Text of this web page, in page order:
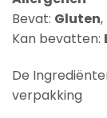
Bevat: Gluten,
Kan bevatten:
De
verpakking